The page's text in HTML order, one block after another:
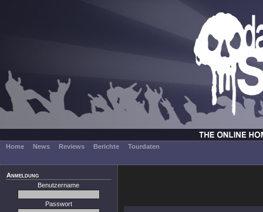
Home News Reviews Berichte Tourdaten
Anmeldung
Benutzername
Passwort